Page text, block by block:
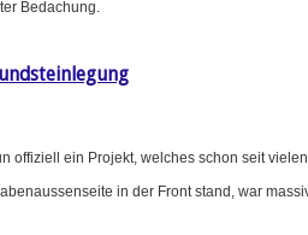
Bedachung.
offiziell ein Projekt, welches schon seit
in der Front stand, war